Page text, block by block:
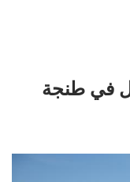
في طنجة